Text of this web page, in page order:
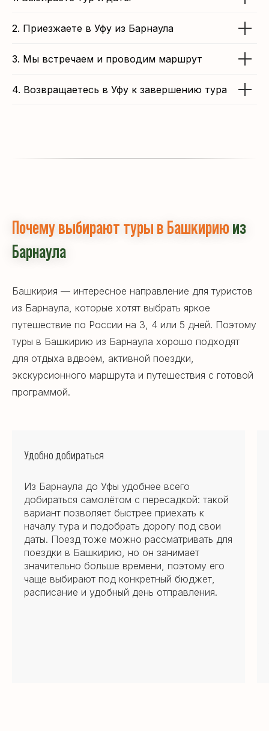
2. Приезжаете в Уфу из Барнаула
3. Мы встречаем и проводим маршрут
4. Возвращаетесь в Уфу к завершению тура
Почему выбирают туры в Башкирию из
Барнаула
Башкирия — интересное направление для туристов
из Барнаула, которые хотят выбрать яркое
путешествие по России на 3, 4 или 5 дней. Поэтому
туры в Башкирию из Барнаула хорошо подходят
для отдыха вдвоём, активной поездки,
экскурсионного маршрута и путешествия с готовой
программой.
Удобно добираться
Из Барнаула до Уфы удобнее всего
добираться самолётом с пересадкой: такой
вариант позволяет быстрее приехать к
началу тура и подобрать дорогу под свои
даты. Поезд тоже можно рассматривать для
поездки в Башкирию, но он занимает
значительно больше времени, поэтому его
чаще выбирают под конкретный бюджет,
расписание и удобный день отправления.
Мы в социальных сетях
Туры со скидкой до 30% в нашем
Горящие туры